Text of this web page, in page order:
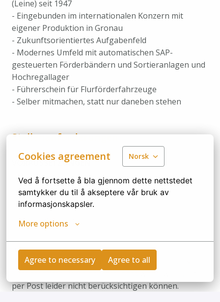
Cookies agreement Norsk
Ved å fortsette å bla gjennom dette nettstedet
samtykker du til å akseptere vår bruk av
informasjonskapsler.
More options
Agree to necessary Agree to all
(Leine) seit 1947
- Eingebunden im internationalen Konzern mit
eigener Produktion in Gronau
- Zukunftsorientiertes Aufgabenfeld
- Modernes Umfeld mit automatischen SAP-
gesteuerten Förderbändern und Sortieranlagen und
Hochregallager
- Führerschein für Flurförderfahrzeuge
- Selber mitmachen, statt nur daneben stehen
Stellenanforderungen
VORAUSSETZUNGEN
- Mindestens einen guten Hauptschulabschluss
- Gute Mathe- und Deutschkenntnisse
- Teamplayer
- Leistungsbereitschaft
Interesse geweckt? Dann freuen wir uns auf deine
digitale Bewerbung – am besten direkt über unser
Karriereportal. Bitte beachte, dass wir Bewerbungen
per Post leider nicht berücksichtigen können.